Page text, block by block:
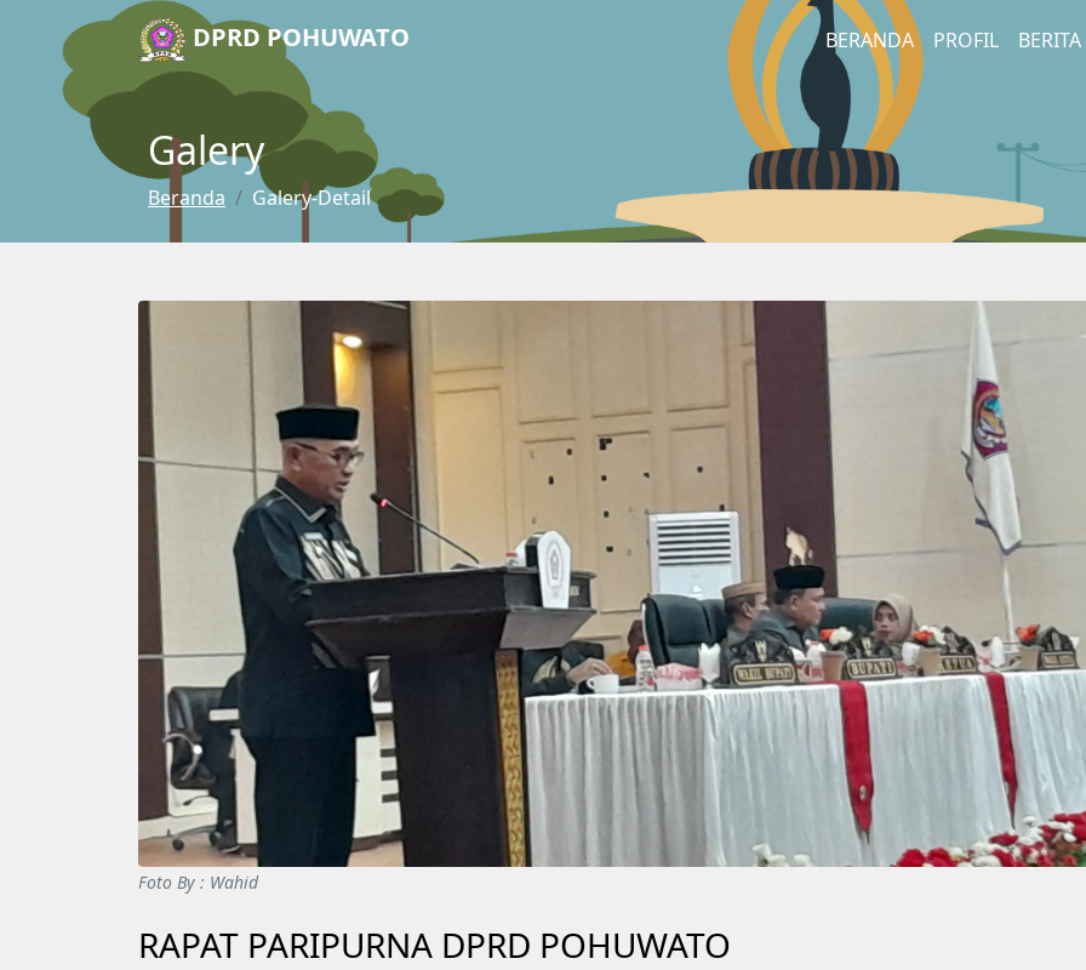
DPRD POHUWATO BERANDA PROFIL BERITA
Galery
Beranda Galery-Detail
Foto By : Wahid
RAPAT PARIPURNA DPRD POHUWATO